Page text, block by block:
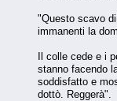
"Questo scavo
immanenti la
Il colle cede e i
stanno facendo
soddisfatto e
dottò. Reggerà".